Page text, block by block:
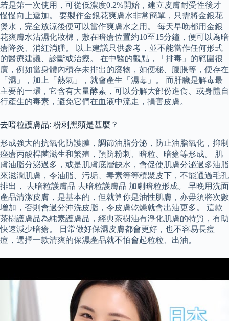
若是第一次使用，可從低濃度0.2%開始，建立皮膚耐受性後才
慢慢向上遞加。 要製作金銀花爽膚水非常簡單，只需將金銀花
煲水，完全放涼後便可以當作爽膚水之用。 每天早晚都用金銀
花爽膚水沾濕化妝棉，敷在暗瘡位置約10至15分鐘，便可以為暗
瘡降炎、消紅消腫。 以上建議只供參考，並不能當作任何形式
的醫療建議、診斷或治療。 在中醫的觀點，「排毒」的範圍很
廣，例如當身體內積存未排出的廢物，如便秘、腹脹等，便存在
「濕」，加上「熱氣」，就會產生「濕毒」。 而肝臟是解毒最
主要的一環，它含有大量酵素，可以分解大部份進食、或身體自
行產生的毒素，避免它們在血液中流走，損害皮膚。
去暗粒護膚品: 粉刺黑頭是甚麼？
形成強大的抗氧化防護膜，調節油脂分泌，防止油脂氧化，抑制
痤瘡丙酸桿菌滋生和繁殖，預防粉刺、暗粒、暗瘡等形成。 肌
膚油脂分泌過多，或是肌膚底層缺水，會促使肌膚分泌過多油脂
來滋潤肌膚，令油脂、污垢、毒素等等積聚皮下，不能通過毛孔
排出， 去暗粒護膚品 去暗粒護膚品 加劇暗粒形成。 早晚用洗面
產品清潔皮膚，是基本的，但就算你是油性肌膚，亦毋須將次數
增加，否則會過分沖洗皮脂，令皮膚乾燥就會出油更多。 這款
茶樹護膚品為純素護膚品，經典茶樹油有淨化肌膚的特質，有助
快速減少暗瘡。 日常做好保濕皮膚都會更好，也不容易長痘
痘，選擇一款清爽的保濕產品就不怕會起粒粒、出油。